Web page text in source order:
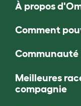
À propos
Comment
Communauté
Meilleures
compagnie